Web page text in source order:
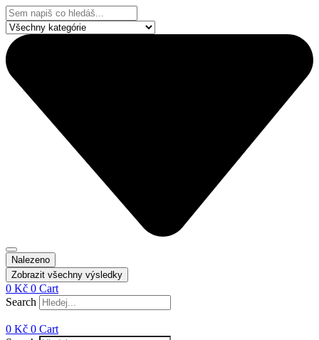
Přejít
k
obsahu
Search
...
Nalezeno
Zobrazit všechny výsledky
0 Kč 0 Cart
Search
0 Kč 0 Cart